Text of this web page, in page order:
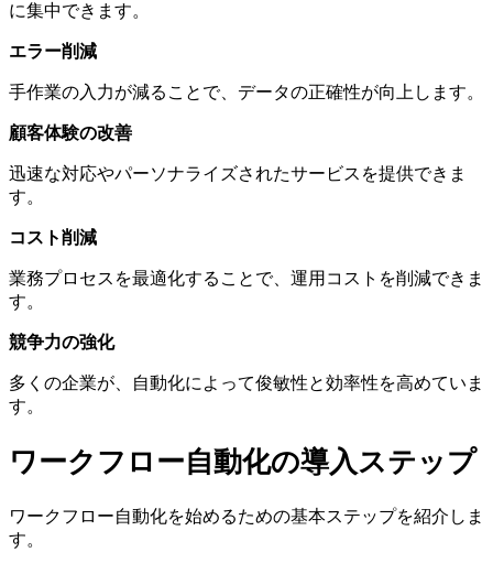
に集中できます。
エラー削減
手作業の入力が減ることで、データの正確性が向上します。
顧客体験の改善
迅速な対応やパーソナライズされたサービスを提供できま
す。
コスト削減
業務プロセスを最適化することで、運用コストを削減できま
す。
競争力の強化
多くの企業が、自動化によって俊敏性と効率性を高めていま
す。
ワークフロー自動化の導入ステップ
ワークフロー自動化を始めるための基本ステップを紹介しま
す。